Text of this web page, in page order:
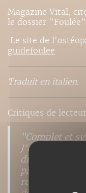
Magazine Vital,
le dossier
Le site de
guidefoulee
Traduit en italien.
Critiques de
"Complet et
J'ai apprécié le
disponibles.
plus parlant
resume très